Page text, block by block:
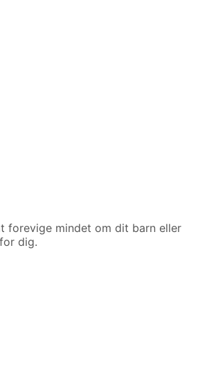
forevige mindet om dit barn eller
dig.